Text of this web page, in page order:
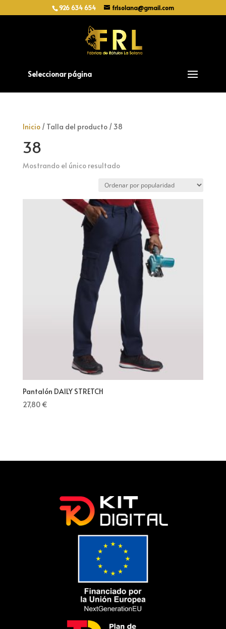
926 634 654 frlsolana@gmail.com
Seleccionar página
Inicio/ Talla del producto / 38
38
Mostrando el único resultado
Pantalón DAILY STRETCH
27,80€